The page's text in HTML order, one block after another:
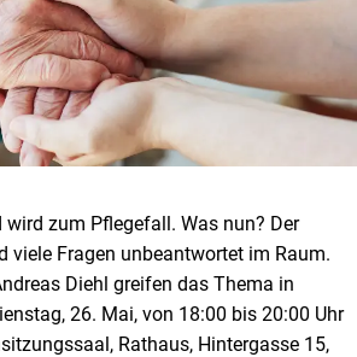
zum Pflegefall. Was nun? Der
viele Fragen unbeantwortet im Raum.
Diehl greifen das Thema in
26. Mai, von 18:00 bis 20:00 Uhr
Rathaus, Hintergasse 15,